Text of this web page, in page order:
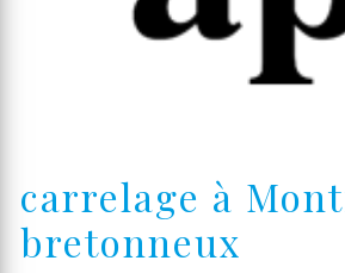
carrelage à
bretonneux